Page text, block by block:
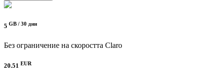
5 GB / 30 дни
Без ограничение на скоростта Claro
20.51 EUR